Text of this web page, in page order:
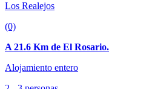
Los Realejos
(0)
A 21.6 Km de El Rosario.
Alojamiento entero